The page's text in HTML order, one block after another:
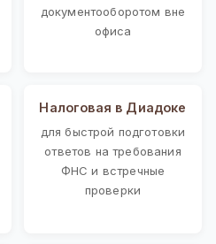
документооборотом вне
офиса
Налоговая в Диадоке
для быстрой подготовки
ответов на требования
ФНС и встречные
проверки